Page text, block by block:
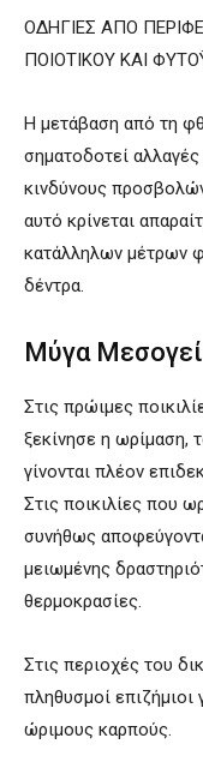
ΟΔΗΓΙΕΣ ΑΠΟ
ΠΟΙΟΤΙΚΟΥ ΚΑΙ
Η μετάβαση από τη
σηματοδοτεί
κινδύνους
αυτό κρίνεται
κατάλληλων μέτρων
δέντρα.
Μύγα
Στις πρώιμες
ξεκίνησε η ωρίμαση,
γίνονται πλέον
Στις ποικιλίες που
συνήθως
μειωμένης
θερμοκρασίες.
Στις περιοχές του
πληθυσμοί
ώριμους καρπούς.